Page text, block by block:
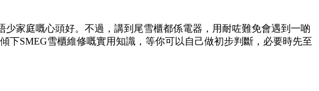
家庭嘅心頭好。不過，講到尾雪櫃都係電器，用耐咗難免會遇到一啲
SMEG雪櫃維修嘅實用知識，等你可以自己做初步判斷，必要時先至